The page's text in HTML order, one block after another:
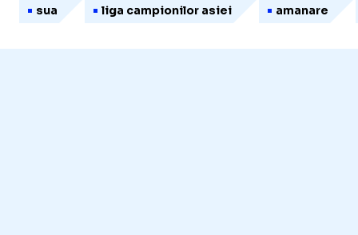
sua liga campionilor asiei amanare